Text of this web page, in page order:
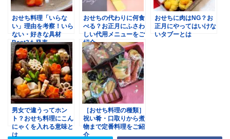
おせち料理「いらな
い」理由を考察！いら
ない・好きな具材
Best3も発表
おせちの代わりに何食
べる？お正月にふさわ
しい代用メニューをご
紹介
おせちに肉はNG？お
正月にやってはいけな
いタブーとは
男女で違うってホン
ト？おせち料理にこん
にゃくを入れる意味と
は
［おせち料理の種類］
祝い肴・口取りから煮
物まで定番料理をご紹
介